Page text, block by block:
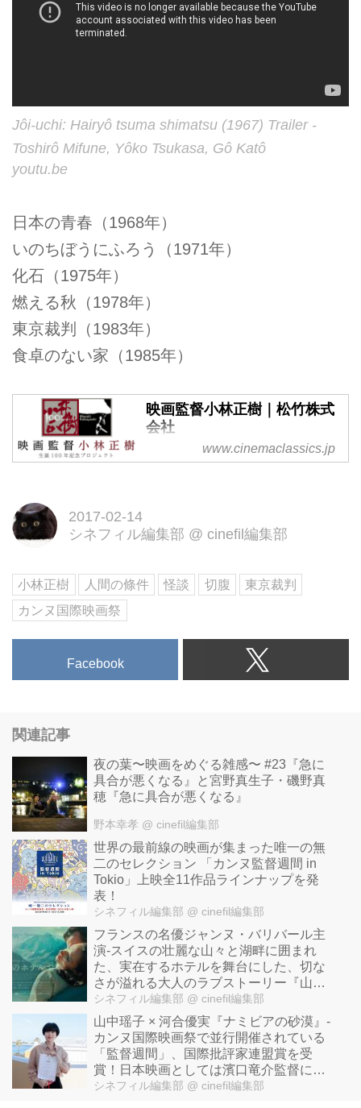
Jôi-uchi: Hairyô tsuma shimatsu (1967) Trailer -
Toshirô Mifune, Yôko Tsukasa, Gô Katô
youtu.be
日本の青春（1968年）
いのちぼうにふろう（1971年）
化石（1975年）
燃える秋（1978年）
東京裁判（1983年）
食卓のない家（1985年）
映画監督小林正樹｜松竹株式
会社
小林正樹監督生誕100年プロジェ
www.cinemaclassics.jp
2017-02-14
シネフィル編集部 @ cinefil編集部
小林正樹 人間の條件 怪談 切腹
東京裁判
カンヌ国際映画祭
Facebook
関連記事
夜の葉〜映画をめぐる雑感〜 #23『急に
具合が悪くなる』と宮野真生子・磯野真
穂『急に具合が悪くなる』
野本幸孝 @ cinefil編集部
世界の最前線の映画が集まった唯一の無
二のセレクション 「カンヌ監督週間 in
Tokio」上映全11作品ラインナップを発
表！
シネフィル編集部 @ cinefil編集部
フランスの名優ジャンヌ・バリバール主
演-スイスの壮麗な山々と湖畔に囲まれ
た、実在するホテルを舞台にした、切な
さが溢れる大人のラブストーリー『山逢
いのホテルで』公開！
シネフィル編集部 @ cinefil編集部
山中瑶子 × 河合優実『ナミビアの砂漠』-
カンヌ国際映画祭で並行開催されている
「監督週間」、国際批評家連盟賞を受
賞！日本映画としては濱口竜介監督に続
き６人目の快挙！
シネフィル編集部 @ cinefil編集部